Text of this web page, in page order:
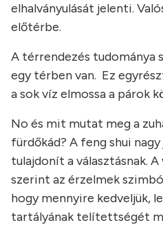
elhalványulását jelenti.
előtérbe.
A térrendezés tudománya
egy térben van. Ez
a sok víz elmossa a párok
No és mit mutat meg a
fürdőkád? A feng shui
tulajdonít a választásnak. A
szerint az érzelmek
hogy mennyire kedveljük,
tartályának telítettségét